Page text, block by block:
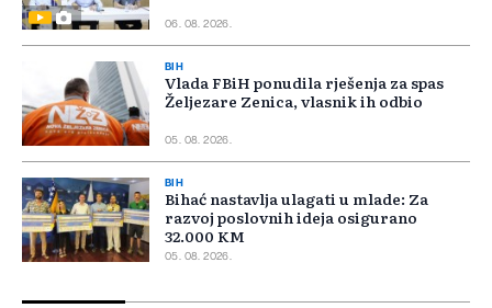
06. 08. 2026.
BIH
Vlada FBiH ponudila rješenja za spas
Željezare Zenica, vlasnik ih odbio
05. 08. 2026.
BIH
Bihać nastavlja ulagati u mlade: Za
razvoj poslovnih ideja osigurano
32.000 KM
05. 08. 2026.